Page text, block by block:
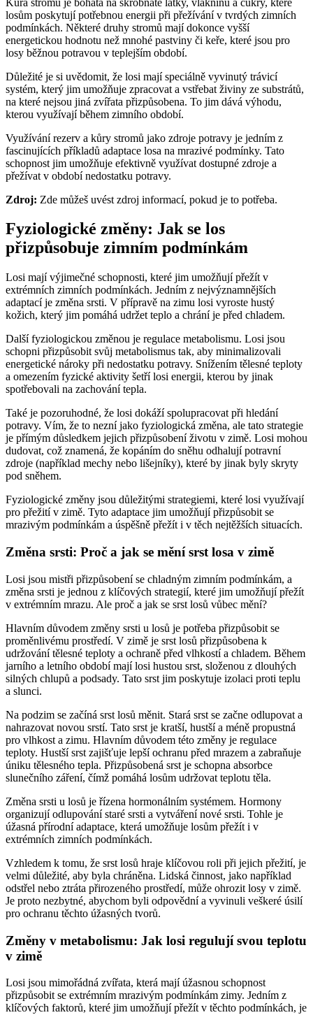
losům poskytují potřebnou energii při přežívání v tvrdých zimních
podmínkách. Některé druhy stromů mají dokonce vyšší
energetickou hodnotu než mnohé pastviny či keře, které jsou pro
losy běžnou potravou v teplejším období.
Důležité je si uvědomit, že losi mají speciálně vyvinutý trávicí
systém, který jim umožňuje zpracovat a vstřebat živiny ze substrátů,
na které nejsou jiná zvířata přizpůsobena. To jim dává výhodu,
kterou využívají během zimního období.
Využívání rezerv a kůry stromů jako zdroje potravy je jedním z
fascinujících příkladů adaptace losa na mrazivé podmínky. Tato
schopnost jim umožňuje efektivně využívat dostupné zdroje a
přežívat v období nedostatku potravy.
Zdroj: Zde můžeš uvést zdroj informací, pokud je to potřeba.
Fyziologické změny: Jak se los
přizpůsobuje zimním podmínkám
Losi mají výjimečné schopnosti, které jim umožňují přežít v
extrémních zimních podmínkách. Jedním z nejvýznamnějších
adaptací je změna srsti. V přípravě na zimu losi vyroste hustý
kožich, který jim pomáhá udržet teplo a chrání je před chladem.
Další fyziologickou změnou je regulace metabolismu. Losi jsou
schopni přizpůsobit svůj metabolismus tak, aby minimalizovali
energetické nároky při nedostatku potravy. Snížením tělesné teploty
a omezením fyzické aktivity šetří losi energii, kterou by jinak
spotřebovali na zachování tepla.
Také je pozoruhodné, že losi dokáží spolupracovat při hledání
potravy. Vím, že to nezní jako fyziologická změna, ale tato strategie
je přímým důsledkem jejich přizpůsobení životu v zimě. Losi mohou
dudovat, což znamená, že kopáním do sněhu odhalují potravní
zdroje (například mechy nebo lišejníky), které by jinak byly skryty
pod sněhem.
Fyziologické změny jsou důležitými strategiemi, které losi využívají
pro přežití v zimě. Tyto adaptace jim umožňují přizpůsobit se
mrazivým podmínkám a úspěšně přežít i v těch nejtěžších situacích.
Změna srsti: Proč a jak se mění srst losa v zimě
Losi jsou mistři přizpůsobení se chladným zimním podmínkám, a
změna srsti je jednou z klíčových strategií, které jim umožňují přežít
v extrémním mrazu. Ale proč a jak se srst losů vůbec mění?
Hlavním důvodem změny srsti u losů je potřeba přizpůsobit se
proměnlivému prostředí. V zimě je srst losů přizpůsobena k
udržování tělesné teploty a ochraně před vlhkostí a chladem. Během
jarního a letního období mají losi hustou srst, složenou z dlouhých
silných chlupů a podsady. Tato srst jim poskytuje izolaci proti teplu
a slunci.
Na podzim se začíná srst losů měnit. Stará srst se začne odlupovat a
nahrazovat novou srstí. Tato srst je kratší, hustší a méně propustná
pro vlhkost a zimu. Hlavním důvodem této změny je regulace
teploty. Hustší srst zajišťuje lepší ochranu před mrazem a zabraňuje
úniku tělesného tepla. Přizpůsobená srst je schopna absorbce
slunečního záření, čímž pomáhá losům udržovat teplotu těla.
Změna srsti u losů je řízena hormonálním systémem. Hormony
organizují odlupování staré srsti a vytváření nové srsti. Tohle je
úžasná přírodní adaptace, která umožňuje losům přežít i v
extrémních zimních podmínkách.
Vzhledem k tomu, že srst losů hraje klíčovou roli při jejich přežití, je
velmi důležité, aby byla chráněna. Lidská činnost, jako například
odstřel nebo ztráta přirozeného prostředí, může ohrozit losy v zimě.
Je proto nezbytné, abychom byli odpovědní a vyvinuli veškeré úsilí
pro ochranu těchto úžasných tvorů.
Změny v metabolismu: Jak losi regulují svou teplotu
v zimě
Losi jsou mimořádná zvířata, která mají úžasnou schopnost
přizpůsobit se extrémním mrazivým podmínkám zimy. Jedním z
klíčových faktorů, které jim umožňují přežít v těchto podmínkách, je